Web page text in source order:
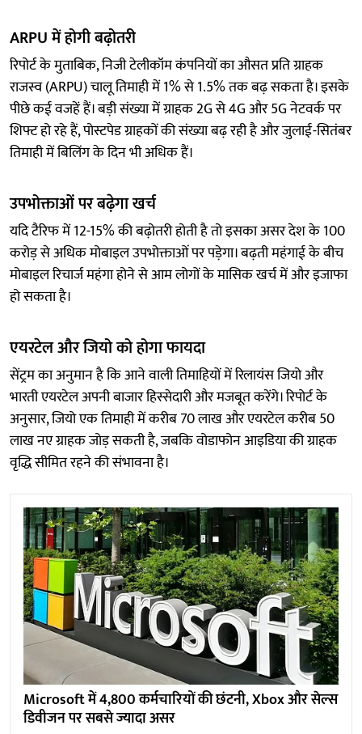
ARPU में होगी बढ़ोतरी
रिपोर्ट के मुताबिक, निजी टेलीकॉम कंपनियों का औसत प्रति ग्राहक
राजस्व (ARPU) चालू तिमाही में 1% से 1.5% तक बढ़ सकता है। इसके
पीछे कई वजहें हैं। बड़ी संख्या में ग्राहक 2G से 4G और 5G नेटवर्क पर
शिफ्ट हो रहे हैं, पोस्टपेड ग्राहकों की संख्या बढ़ रही है और जुलाई-सितंबर
तिमाही में बिलिंग के दिन भी अधिक हैं।
उपभोक्ताओं पर बढ़ेगा खर्च
यदि टैरिफ में 12-15% की बढ़ोतरी होती है तो इसका असर देश के 100
करोड़ से अधिक मोबाइल उपभोक्ताओं पर पड़ेगा। बढ़ती महंगाई के बीच
मोबाइल रिचार्ज महंगा होने से आम लोगों के मासिक खर्च में और इजाफा
हो सकता है।
एयरटेल और जियो को होगा फायदा
सेंट्रम का अनुमान है कि आने वाली तिमाहियों में रिलायंस जियो और
भारती एयरटेल अपनी बाजार हिस्सेदारी और मजबूत करेंगे। रिपोर्ट के
अनुसार, जियो एक तिमाही में करीब 70 लाख और एयरटेल करीब 50
लाख नए ग्राहक जोड़ सकती है, जबकि वोडाफोन आइडिया की ग्राहक
वृद्धि सीमित रहने की संभावना है।
Microsoft में 4,800 कर्मचारियों की छंटनी, Xbox और सेल्स
डिवीजन पर सबसे ज्यादा असर